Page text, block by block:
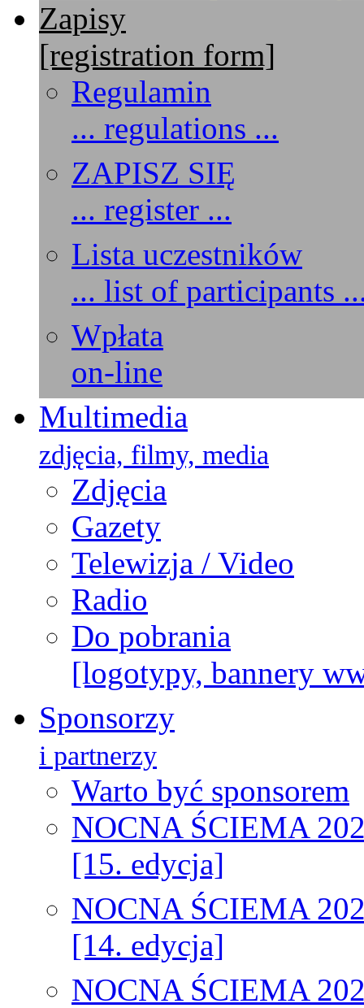
Zapisy
[registration form]
Regulamin
... regulations ...
ZAPISZ SIĘ
... register ...
Lista uczestników
... list of participants
Wpłata
on-line
Multimedia
zdjęcia, filmy, media
Zdjęcia
Gazety
Telewizja / Video
Radio
Do pobrania
[logotypy, bannery
Sponsorzy
i partnerzy
Warto być sponsorem
NOCNA ŚCIEMA
[15. edycja]
NOCNA ŚCIEMA
[14. edycja]
NOCNA ŚCIEMA